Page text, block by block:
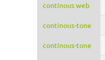
continous web
continous-tone
continous-tone